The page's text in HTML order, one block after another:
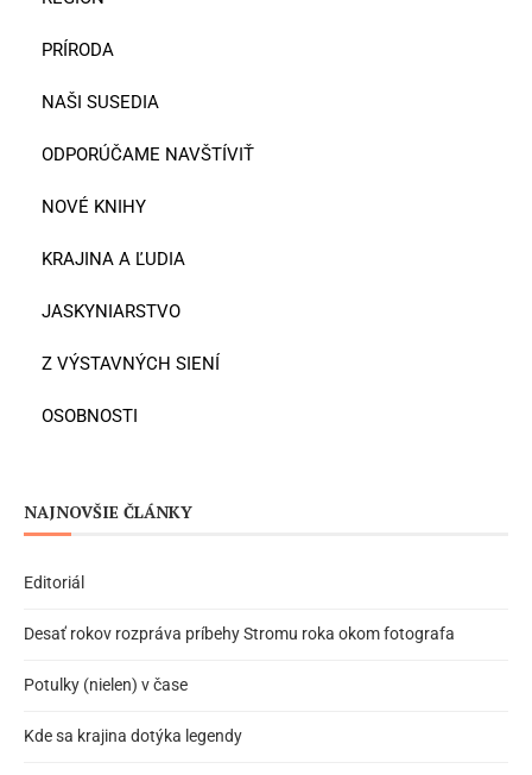
PRÍRODA
NAŠI SUSEDIA
ODPORÚČAME NAVŠTÍVIŤ
NOVÉ KNIHY
KRAJINA A ĽUDIA
JASKYNIARSTVO
Z VÝSTAVNÝCH SIENÍ
OSOBNOSTI
NAJNOVŠIE ČLÁNKY
Editoriál
Desať rokov rozpráva príbehy Stromu roka okom fotografa
Potulky (nielen) v čase
Kde sa krajina dotýka legendy